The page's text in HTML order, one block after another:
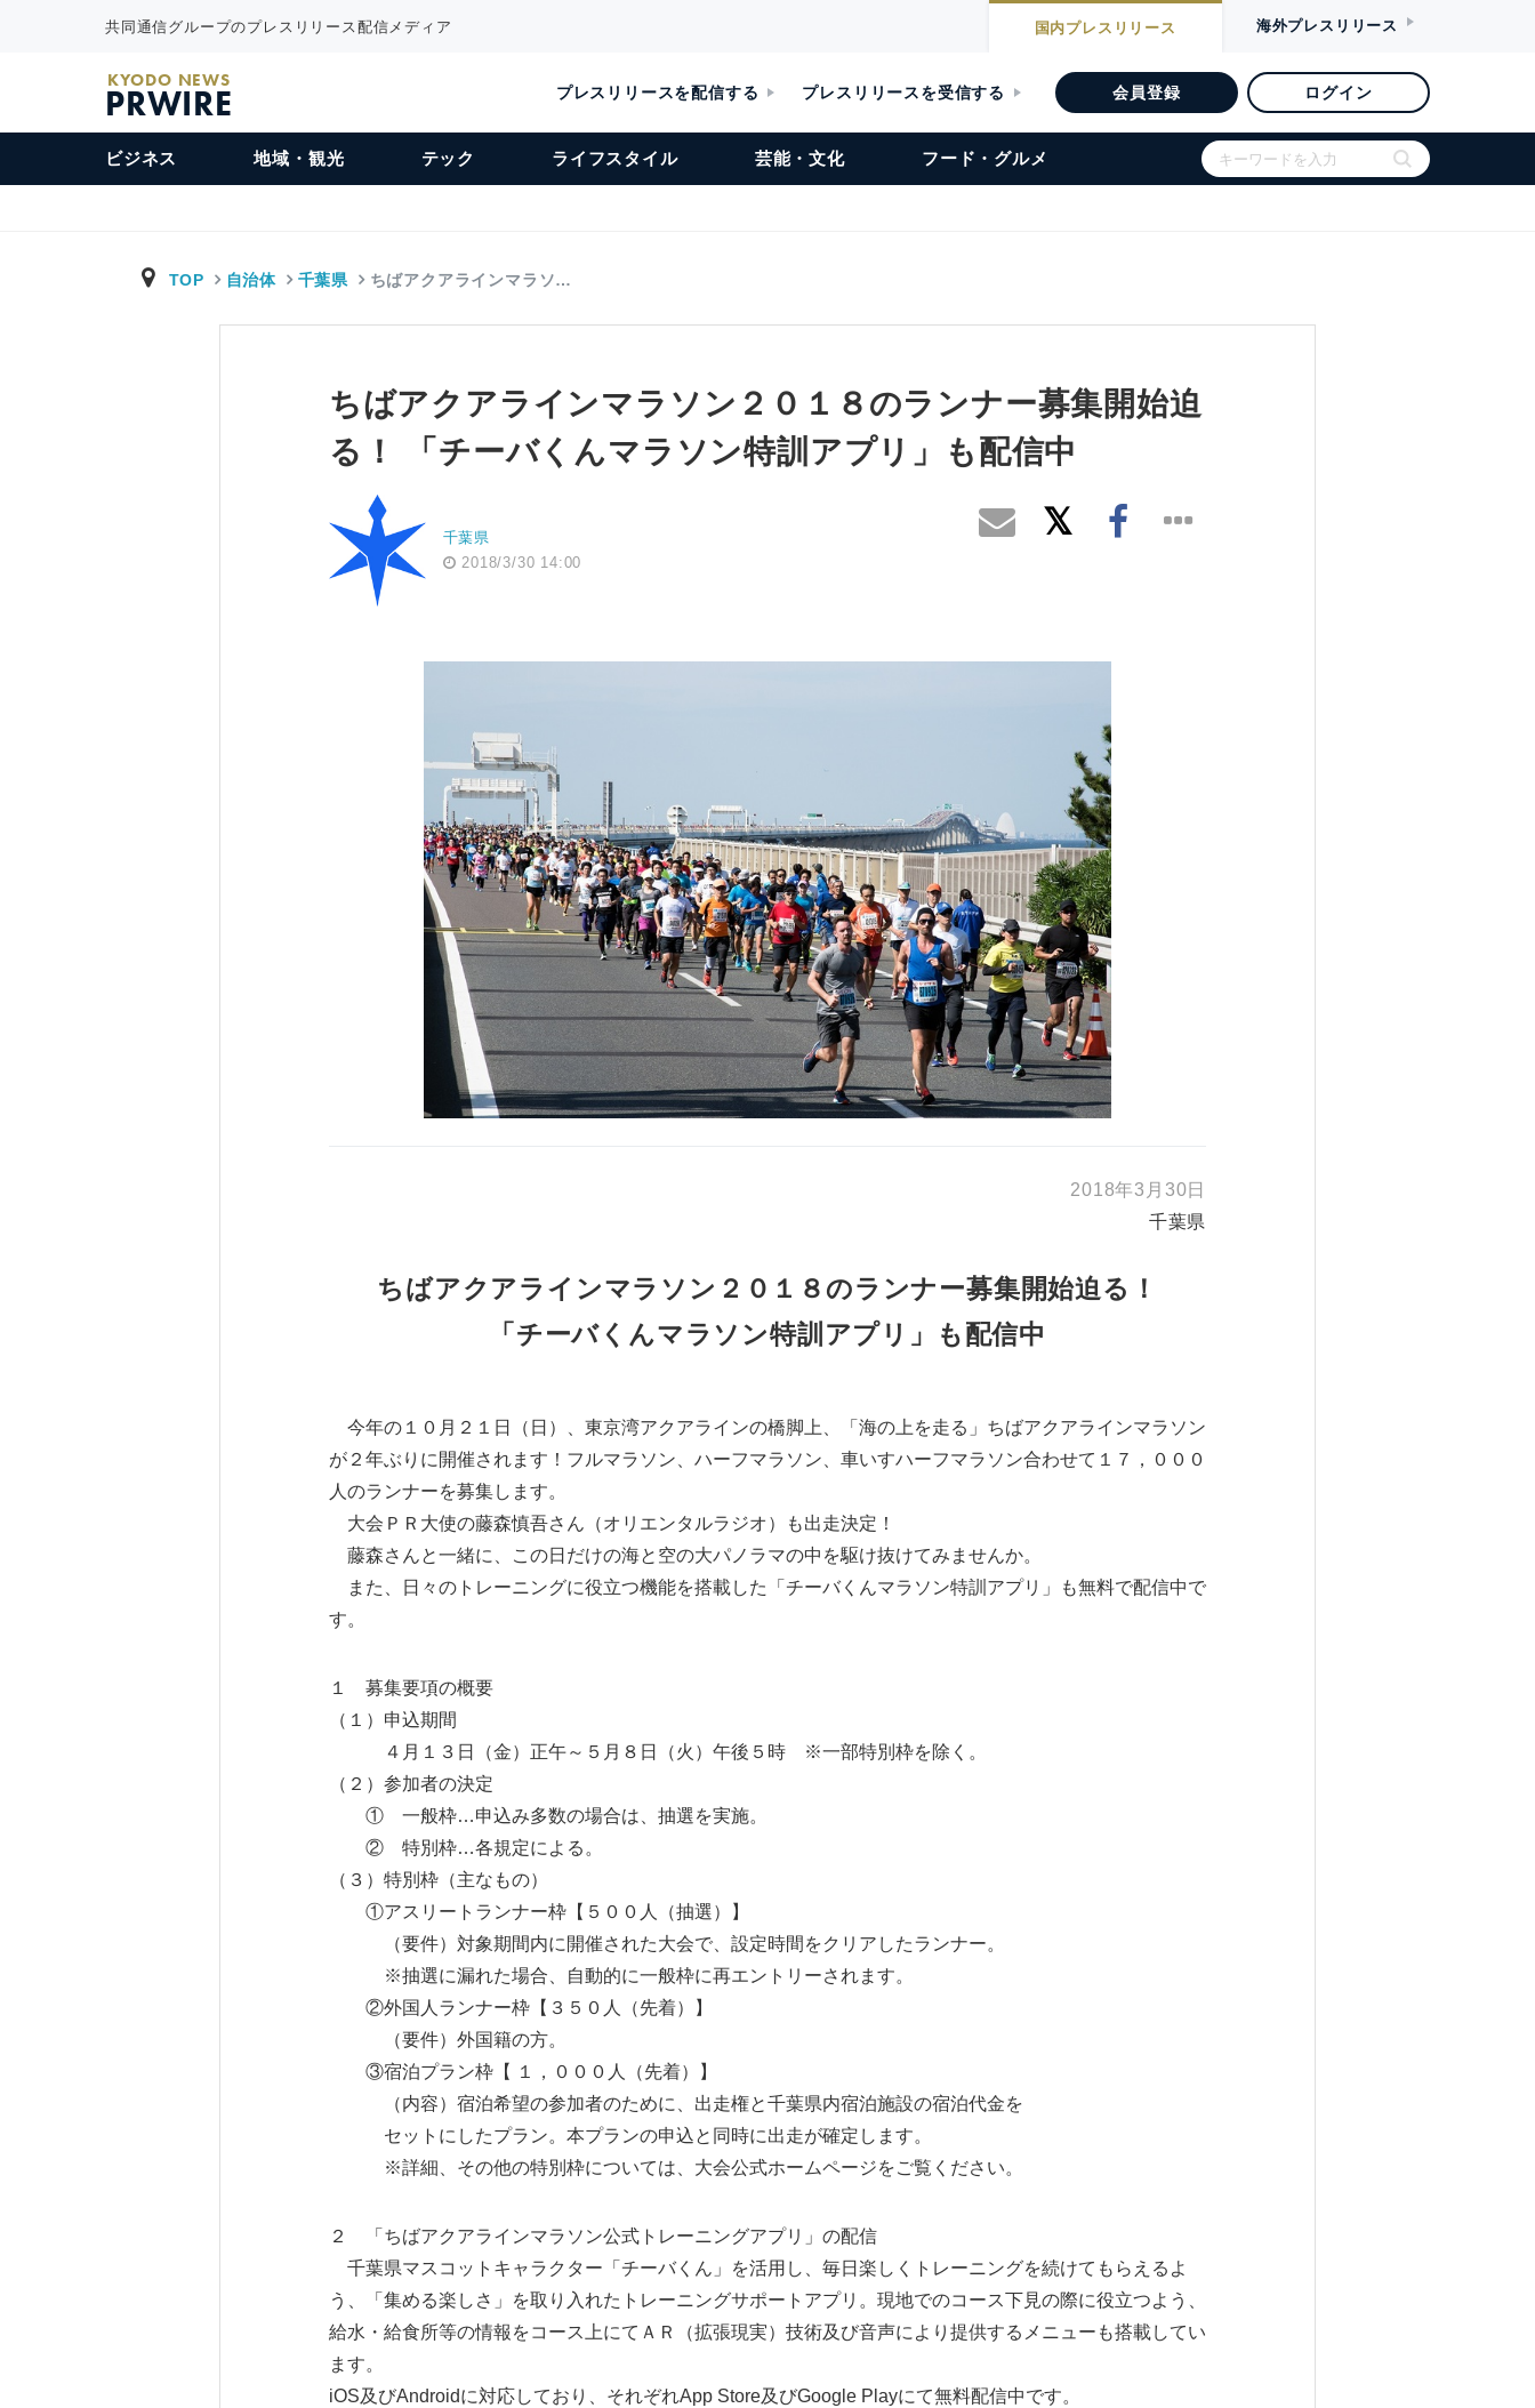
共同通信グループのプレスリリース配信メディア 国内プレスリリース 海外プレスリリース
KYODO NEWS
PRWIRE プレスリリースを配信する プレスリリースを受信する 会員登録 ログイン
ビジネス 地域・観光 テック ライフスタイル 芸能・文化 フード・グルメ
TOP 自治体 千葉県 ちばアクアラインマラソ…
ちばアクアラインマラソン２０１８のランナー募集開始迫
る！ 「チーバくんマラソン特訓アプリ」も配信中
千葉県
2018/3/30 14:00
2018年3月30日
千葉県
ちばアクアラインマラソン２０１８のランナー募集開始迫る！
「チーバくんマラソン特訓アプリ」も配信中
今年の１０月２１日（日）、東京湾アクアラインの橋脚上、「海の上を走る」ちばアクアラインマラソン
が２年ぶりに開催されます！フルマラソン、ハーフマラソン、車いすハーフマラソン合わせて１７，０００
人のランナーを募集します。
大会ＰＲ大使の藤森慎吾さん（オリエンタルラジオ）も出走決定！
藤森さんと一緒に、この日だけの海と空の大パノラマの中を駆け抜けてみませんか。
また、日々のトレーニングに役立つ機能を搭載した「チーバくんマラソン特訓アプリ」も無料で配信中で
す。
１ 募集要項の概要
（１）申込期間
４月１３日（金）正午～５月８日（火）午後５時 ※一部特別枠を除く。
（２）参加者の決定
① 一般枠…申込み多数の場合は、抽選を実施。
② 特別枠…各規定による。
（３）特別枠（主なもの）
①アスリートランナー枠【５００人（抽選）】
（要件）対象期間内に開催された大会で、設定時間をクリアしたランナー。
※抽選に漏れた場合、自動的に一般枠に再エントリーされます。
②外国人ランナー枠【３５０人（先着）】
（要件）外国籍の方。
③宿泊プラン枠【 １，０００人（先着）】
（内容）宿泊希望の参加者のために、出走権と千葉県内宿泊施設の宿泊代金を
セットにしたプラン。本プランの申込と同時に出走が確定します。
※詳細、その他の特別枠については、大会公式ホームページをご覧ください。
２ 「ちばアクアラインマラソン公式トレーニングアプリ」の配信
千葉県マスコットキャラクター「チーバくん」を活用し、毎日楽しくトレーニングを続けてもらえるよ
う、「集める楽しさ」を取り入れたトレーニングサポートアプリ。現地でのコース下見の際に役立つよう、
給水・給食所等の情報をコース上にてＡＲ（拡張現実）技術及び音声により提供するメニューも搭載してい
ます。
iOS及びAndroidに対応しており、それぞれApp Store及びGoogle Playにて無料配信中です。